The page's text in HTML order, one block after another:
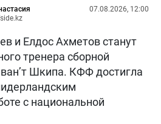
07.08.2026, 12:00
и Елдос Ахметов станут
тренера сборной
Шкипа. КФФ достигла
с национальной